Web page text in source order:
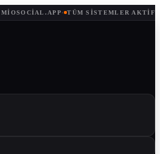
MIOSOCIAL.APP· TÜM SISTEMLER AKTIF